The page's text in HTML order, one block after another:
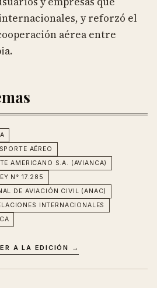
y reforzó el
aérea entre
AÉREO
AMERICANO S.A. (AVIANCA)
N° 17.285
DE AVIACIÓN CIVIL (ANAC)
INTERNACIONALES
A LA EDICIÓN →